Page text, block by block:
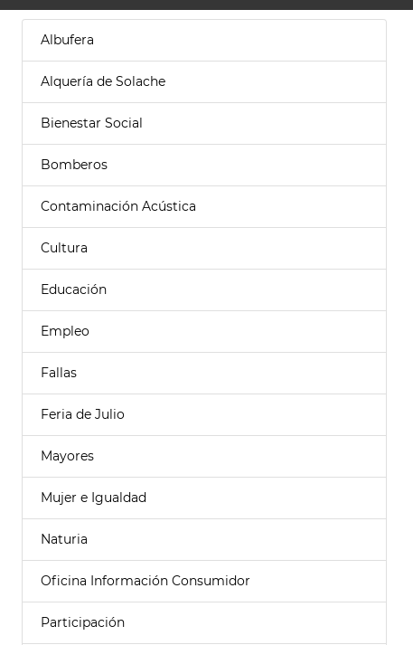
Albufera
Alquería de Solache
Bienestar Social
Bomberos
Contaminación Acústica
Cultura
Educación
Empleo
Fallas
Feria de Julio
Mayores
Mujer e Igualdad
Naturia
Oficina Información Consumidor
Participación